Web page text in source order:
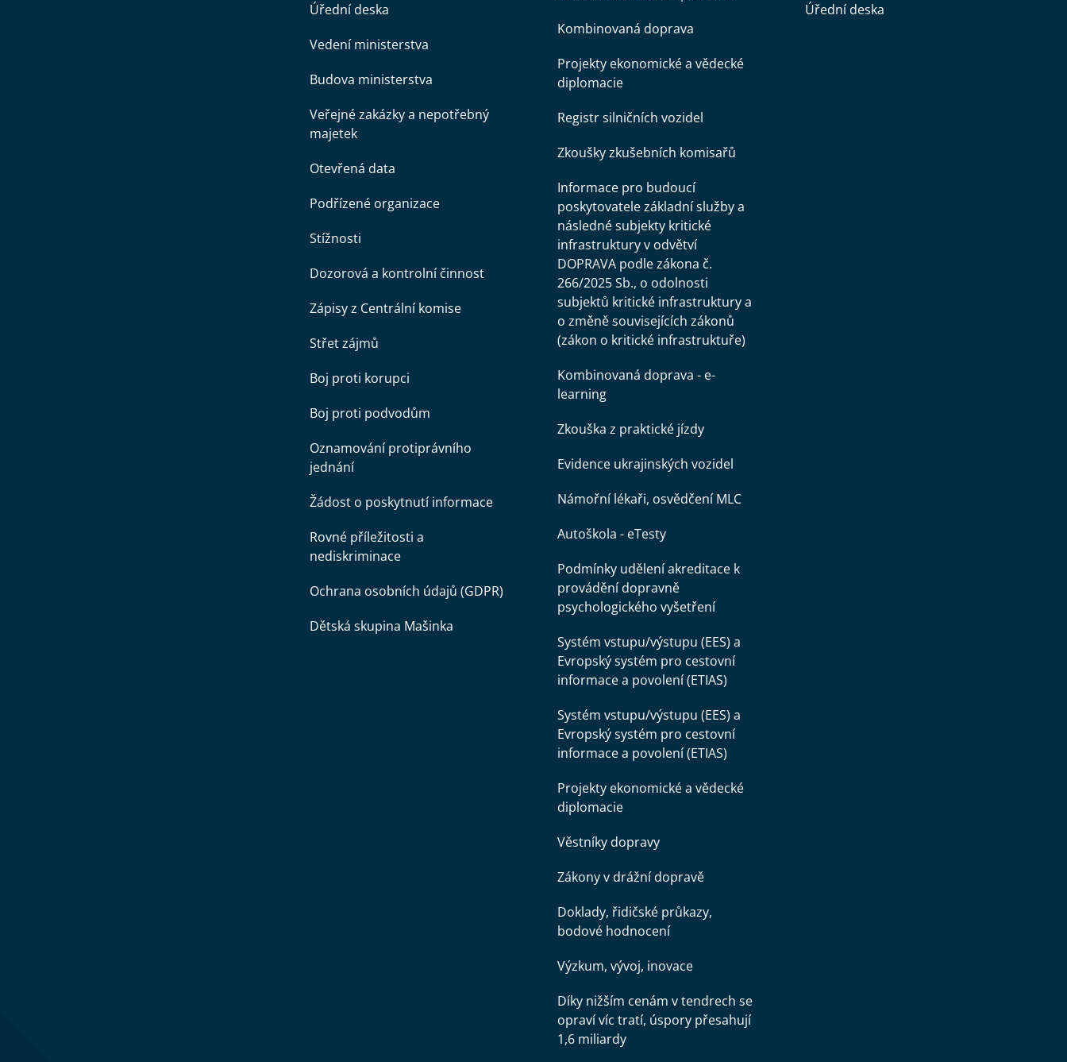
Úřední deska
Vedení ministerstva
Budova ministerstva
Veřejné zakázky a nepotřebný
majetek
Otevřená data
Podřízené organizace
Stížnosti
Dozorová a kontrolní činnost
Zápisy z Centrální komise
Střet zájmů
Boj proti korupci
Boj proti podvodům
Oznamování protiprávního
jednání
Žádost o poskytnutí informace
Rovné příležitosti a
nediskriminace
Ochrana osobních údajů (GDPR)
Dětská skupina Mašinka
Kombinovaná doprava
Projekty ekonomické a vědecké
diplomacie
Registr silničních vozidel
Zkoušky zkušebních komisařů
Informace pro budoucí
poskytovatele základní služby a
následné subjekty kritické
infrastruktury v odvětví
DOPRAVA podle zákona č.
266/2025 Sb., o odolnosti
subjektů kritické infrastruktury a
o změně souvisejících zákonů
(zákon o kritické infrastruktuře)
Kombinovaná doprava - e-
learning
Zkouška z praktické jízdy
Evidence ukrajinských vozidel
Námořní lékaři, osvědčení MLC
Autoškola - eTesty
Podmínky udělení akreditace k
provádění dopravně
psychologického vyšetření
Systém vstupu/výstupu (EES) a
Evropský systém pro cestovní
informace a povolení (ETIAS)
Systém vstupu/výstupu (EES) a
Evropský systém pro cestovní
informace a povolení (ETIAS)
Projekty ekonomické a vědecké
diplomacie
Věstníky dopravy
Zákony v drážní dopravě
Doklady, řidičské průkazy,
bodové hodnocení
Výzkum, vývoj, inovace
Díky nižším cenám v tendrech se
opraví víc tratí, úspory přesahují
1,6 miliardy
Úřední deska